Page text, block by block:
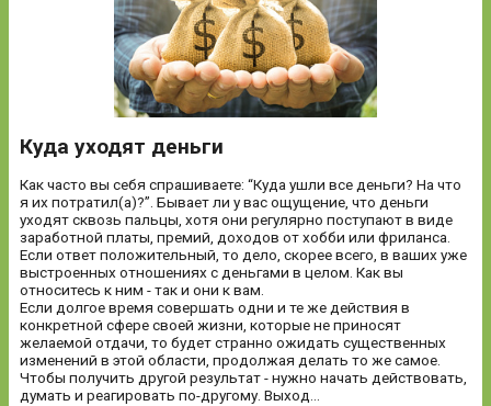
Куда уходят деньги
Как часто вы себя спрашиваете: “Куда ушли все деньги? На что
я их потратил(а)?”. Бывает ли у вас ощущение, что деньги
уходят сквозь пальцы, хотя они регулярно поступают в виде
заработной платы, премий, доходов от хобби или фриланса.
Если ответ положительный, то дело, скорее всего, в ваших уже
выстроенных отношениях с деньгами в целом. Как вы
относитесь к ним - так и они к вам.
Если долгое время совершать одни и те же действия в
конкретной сфере своей жизни, которые не приносят
желаемой отдачи, то будет странно ожидать существенных
изменений в этой области, продолжая делать то же самое.
Чтобы получить другой результат - нужно начать действовать,
думать и реагировать по-другому. Выход...